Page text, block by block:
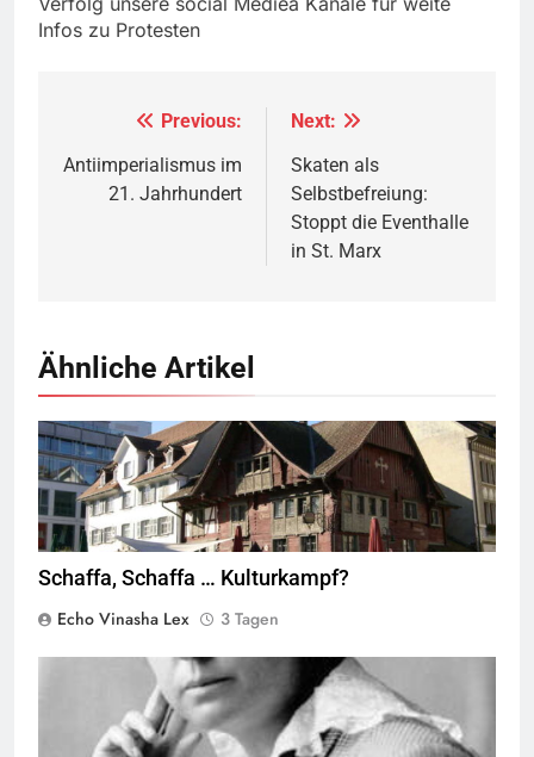
Infos zu Protesten
Beitragsnavigation
Previous:
Antiimperialismus im
21. Jahrhundert
Next:
Skaten als
Selbstbefreiung:
Stoppt die Eventhalle
in St. Marx
Ähnliche Artikel
Rotes Haus, Dornbirn,Quelle© Böhringer FriedrichCC BY-SA 2.5
Wikimedia Commons
Schaffa, Schaffa … Kulturkampf?
Echo Vinasha Lex
3 Tagen
Marie Equi,Quelle